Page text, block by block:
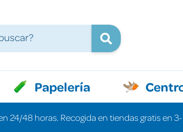
Papelería
24/48 horas. Recogida en tiendas gratis en